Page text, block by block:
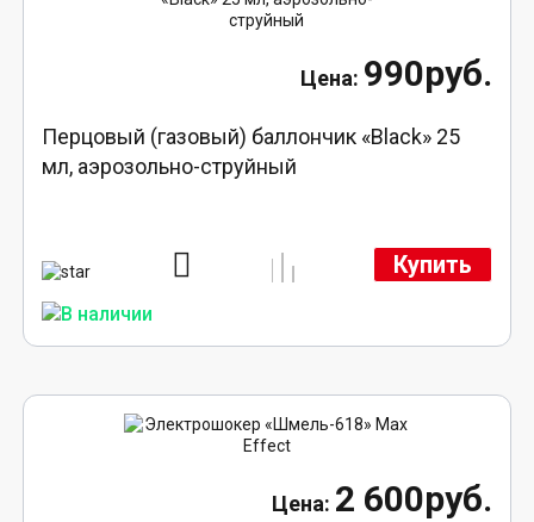
990руб.
Перцовый (газовый) баллончик «Black» 25
мл, аэрозольно-струйный
Купить
2 600руб.